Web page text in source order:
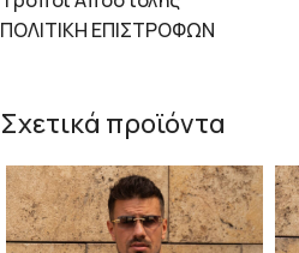
ΠΟΛΙΤΙΚΗ ΕΠΙΣΤΡΟΦΩΝ
Σχετικά προϊόντα